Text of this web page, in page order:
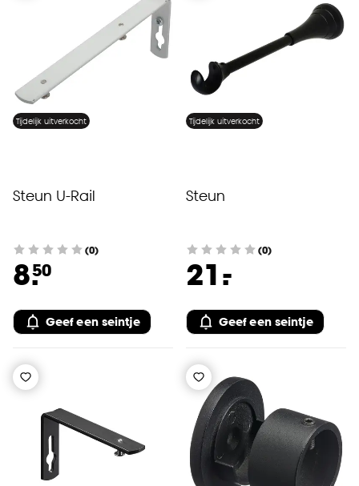
Tijdelijk uitverkocht
Steun U-Rail
(0)
8.50
Geef een seintje
Tijdelijk uitverkocht
Steun
(0)
21.
-
Geef een seintje